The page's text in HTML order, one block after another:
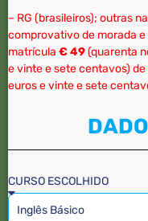
– RG (brasileiros); outras
comprovativo de morada
matrícula € 49(quarenta
e vinte e sete centavos)
euros e vinte e sete
CURSO ESCOLHIDO